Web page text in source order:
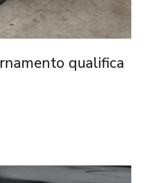
qualifica